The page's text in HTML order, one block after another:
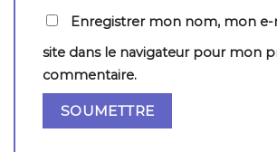
Enregistrer mon nom, mon
site dans le navigateur pour mon
commentaire.